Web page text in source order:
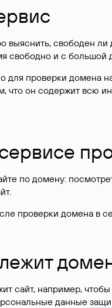
выяснить, свободен
свободно и с большой
для проверки домена
что он содержит всю
по домену:
проверки домена в
сайт, например,
данные